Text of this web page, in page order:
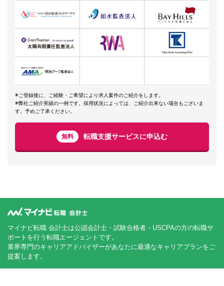
※ご登録後に、ご経験・ご希望により求人案件のご紹介をします。
※弊社ご紹介実績の一例です。採用状況によっては、ご紹介出来ない場合もございま
す。予めご了承ください。
無料 転職支援サービスに申込む
マイナビ転職 会計士は公認会計士・試験合格者・USCPAの方の転職サ
ポートを行う転職エージェントです。
業界専門のキャリアアドバイザーがあなたに最適なキャリアプランをご
提案します。